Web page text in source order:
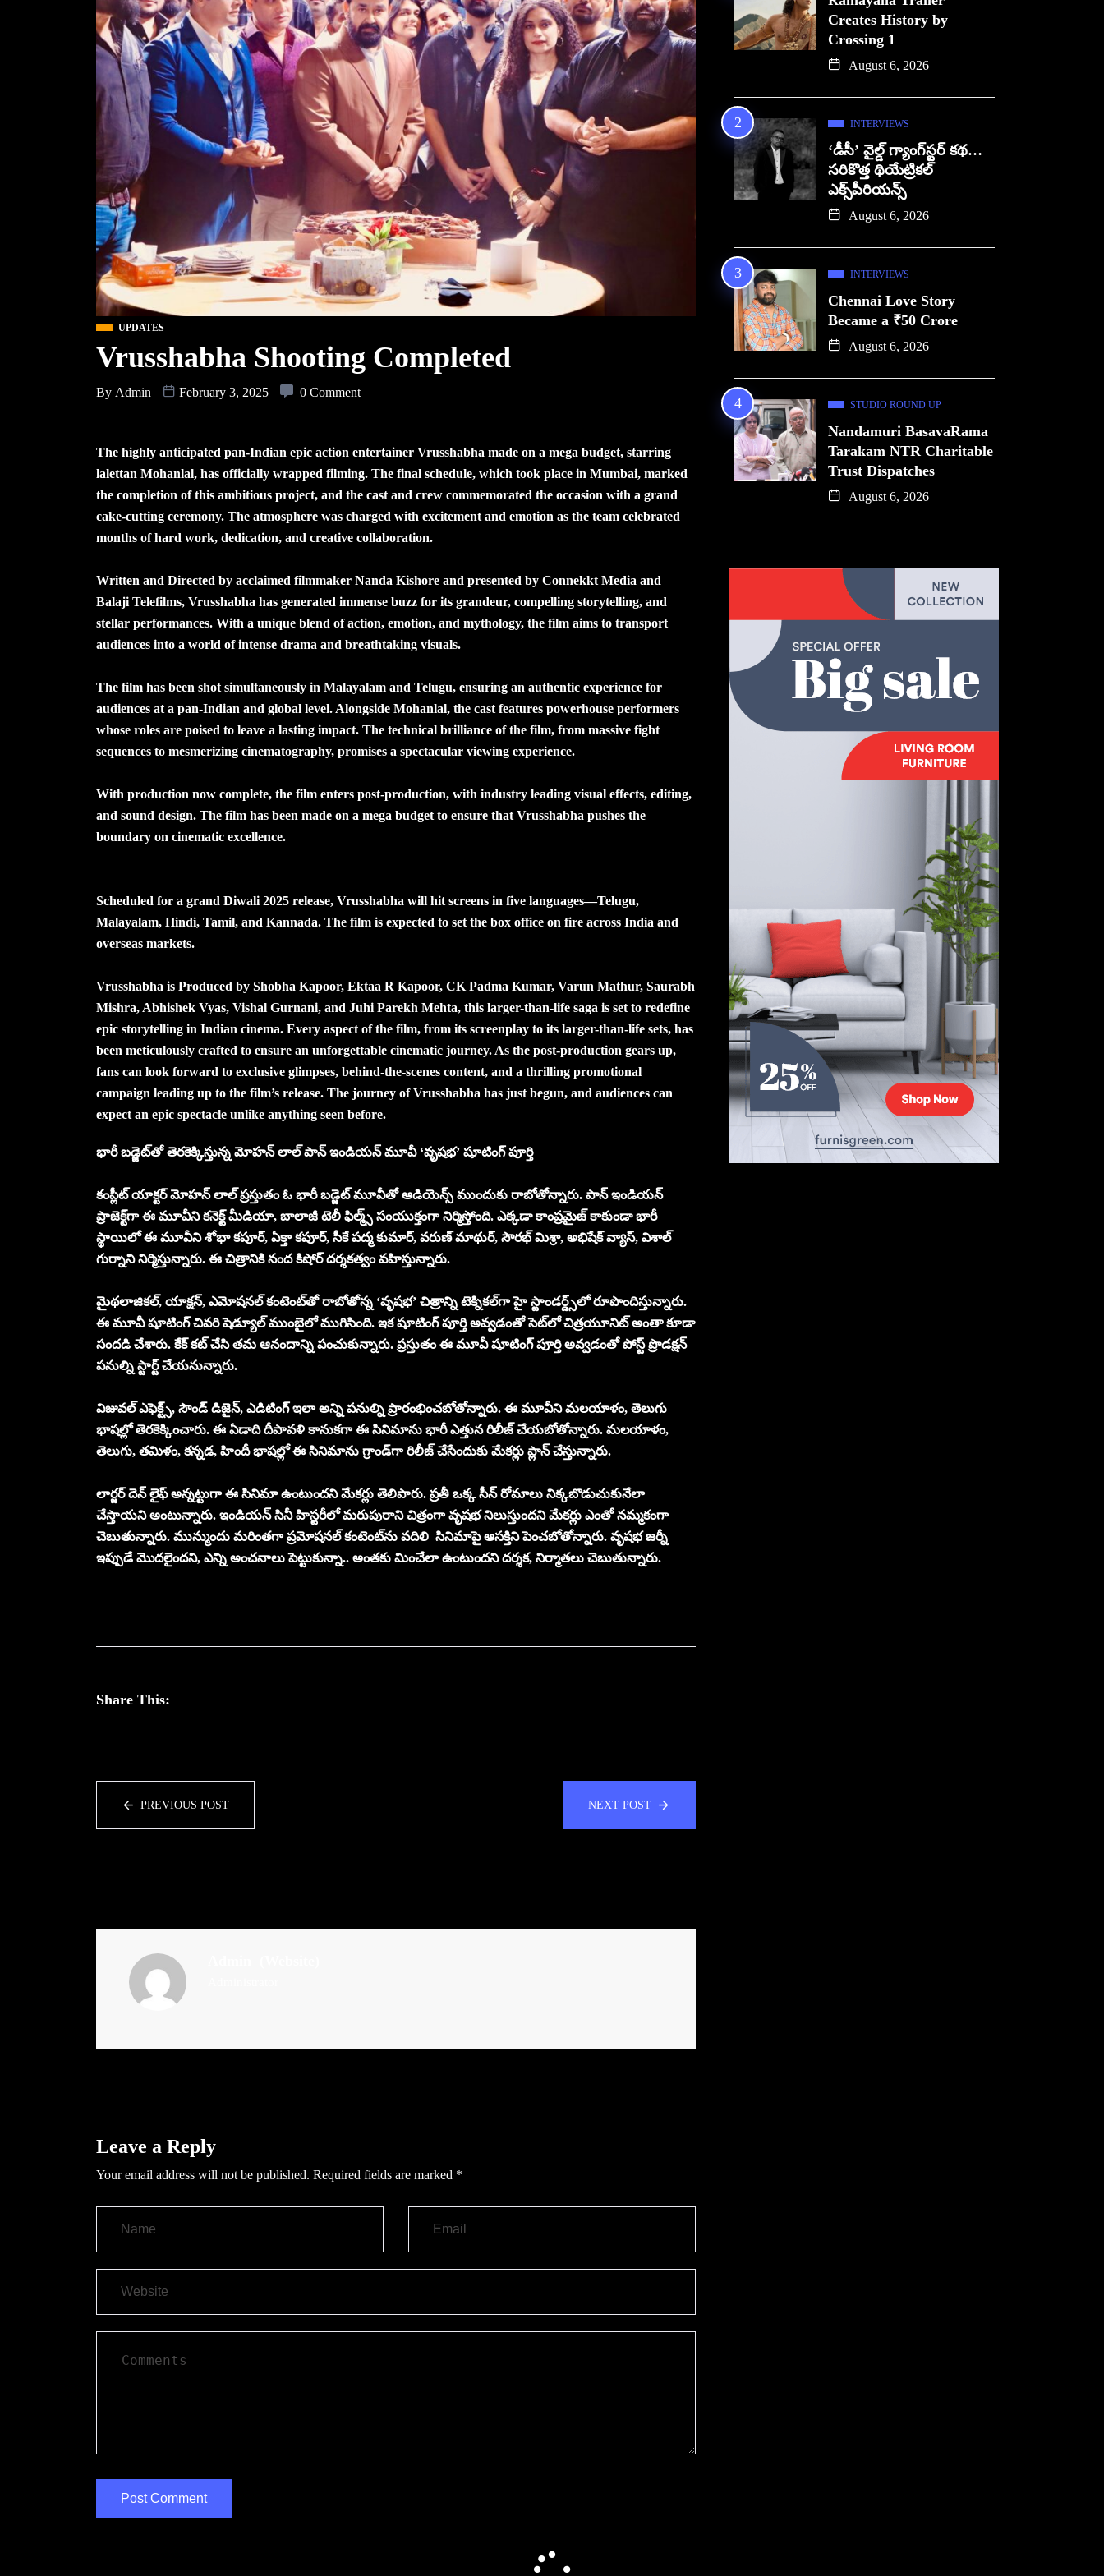
UPDATES
Vrusshabha Shooting Completed
By Admin February 3, 2025 0 Comment
The highly anticipated pan-Indian epic action entertainer Vrusshabha made on a mega budget, starring
lalettan Mohanlal, has officially wrapped filming. The final schedule, which took place in Mumbai, marked
the completion of this ambitious project, and the cast and crew commemorated the occasion with a grand
cake-cutting ceremony. The atmosphere was charged with excitement and emotion as the team celebrated
months of hard work, dedication, and creative collaboration.
Written and Directed by acclaimed filmmaker Nanda Kishore and presented by Connekkt Media and
Balaji Telefilms, Vrusshabha has generated immense buzz for its grandeur, compelling storytelling, and
stellar performances. With a unique blend of action, emotion, and mythology, the film aims to transport
audiences into a world of intense drama and breathtaking visuals.
The film has been shot simultaneously in Malayalam and Telugu, ensuring an authentic experience for
audiences at a pan-Indian and global level. Alongside Mohanlal, the cast features powerhouse performers
whose roles are poised to leave a lasting impact. The technical brilliance of the film, from massive fight
sequences to mesmerizing cinematography, promises a spectacular viewing experience.
With production now complete, the film enters post-production, with industry leading visual effects, editing,
and sound design. The film has been made on a mega budget to ensure that Vrusshabha pushes the
boundary on cinematic excellence.
Scheduled for a grand Diwali 2025 release, Vrusshabha will hit screens in five languages—Telugu,
Malayalam, Hindi, Tamil, and Kannada. The film is expected to set the box office on fire across India and
overseas markets.
Vrusshabha is Produced by Shobha Kapoor, Ektaa R Kapoor, CK Padma Kumar, Varun Mathur, Saurabh
Mishra, Abhishek Vyas, Vishal Gurnani, and Juhi Parekh Mehta, this larger-than-life saga is set to redefine
epic storytelling in Indian cinema. Every aspect of the film, from its screenplay to its larger-than-life sets, has
been meticulously crafted to ensure an unforgettable cinematic journey. As the post-production gears up,
fans can look forward to exclusive glimpses, behind-the-scenes content, and a thrilling promotional
campaign leading up to the film’s release. The journey of Vrusshabha has just begun, and audiences can
expect an epic spectacle unlike anything seen before.
భారీ బడ్జెట్‌తో తెరకెక్కిస్తున్న మోహన్ లాల్ పాన్ ఇండియన్ మూవీ ‘వృషభ’ షూటింగ్ పూర్తి
కంప్లీట్ యాక్టర్ మోహన్ లాల్ ప్రస్తుతం ఓ భారీ బడ్జెట్ మూవీతో ఆడియెన్స్ ముందుకు రాబోతోన్నారు. పాన్ ఇండియన్
ప్రాజెక్ట్‌గా ఈ మూవీని కనెక్ట్ మీడియా, బాలాజీ టెలీ ఫిల్మ్స్ సంయుక్తంగా నిర్మిస్తోంది. ఎక్కడా కాంప్రమైజ్ కాకుండా భారీ
స్థాయిలో ఈ మూవీని శోభా కపూర్, ఏక్తా కపూర్, సీకే పద్మ కుమార్, వరుణ్ మాథుర్, సౌరభ్ మిశ్రా, అభిషేక్ వ్యాస్, విశాల్
గుర్నాని నిర్మిస్తున్నారు. ఈ చిత్రానికి నంద కిషోర్ దర్శకత్వం వహిస్తున్నారు.
మైథలాజికల్, యాక్షన్, ఎమోషనల్ కంటెంట్‌తో రాబోతోన్న ‘వృషభ’ చిత్రాన్ని టెక్నికల్‌గా హై స్టాండర్డ్స్‌లో రూపొందిస్తున్నారు.
ఈ మూవీ షూటింగ్ చివరి షెడ్యూల్ ముంబైలో ముగిసింది. ఇక షూటింగ్ పూర్తి అవ్వడంతో సెట్‌లో చిత్రయూనిట్ అంతా కూడా
సందడి చేశారు. కేక్ కట్ చేసి తమ ఆనందాన్ని పంచుకున్నారు. ప్రస్తుతం ఈ మూవీ షూటింగ్ పూర్తి అవ్వడంతో పోస్ట్ ప్రొడక్షన్
పనుల్ని స్టార్ట్ చేయనున్నారు.
విజువల్ ఎఫెక్ట్స్, సౌండ్ డిజైన్, ఎడిటింగ్ ఇలా అన్ని పనుల్ని ప్రారంభించబోతోన్నారు. ఈ మూవీని మలయాళం, తెలుగు
భాషల్లో తెరకెక్కించారు. ఈ ఏడాది దీపావళి కానుకగా ఈ సినిమాను భారీ ఎత్తున రిలీజ్ చేయబోతోన్నారు. మలయాళం,
తెలుగు, తమిళం, కన్నడ, హిందీ భాషల్లో ఈ సినిమాను గ్రాండ్‌గా రిలీజ్ చేసేందుకు మేకర్లు ప్లాన్ చేస్తున్నారు.
లార్జర్ దెన్ లైఫ్ అన్నట్టుగా ఈ సినిమా ఉంటుందని మేకర్లు తెలిపారు. ప్రతీ ఒక్క సీన్ రోమాలు నిక్కబొడుచుకునేలా
చేస్తాయని అంటున్నారు. ఇండియన్ సినీ హిస్టరీలో మరుపురాని చిత్రంగా వృషభ నిలుస్తుందని మేకర్లు ఎంతో నమ్మకంగా
చెబుతున్నారు. మున్ముందు మరింతగా ప్రమోషనల్ కంటెంట్‌ను వదిలి సినిమాపై ఆసక్తిని పెంచబోతోన్నారు. వృషభ జర్నీ
ఇప్పుడే మొదలైందని, ఎన్ని అంచనాలు పెట్టుకున్నా.. అంతకు మించేలా ఉంటుందని దర్శక, నిర్మాతలు చెబుతున్నారు.
Share This:
PREVIOUS POST NEXT POST
Leave a Reply
Your email address will not be published. Required fields are marked *
Creates History by
Crossing 1
August 6, 2026
INTERVIEWS
‘డీసీ’ వైల్డ్ గ్యాంగ్‌స్టర్ కథ…
సరికొత్త థియేట్రికల్
ఎక్స్‌పీరియన్స్
August 6, 2026
INTERVIEWS
Chennai Love Story
Became a ₹50 Crore
August 6, 2026
STUDIO ROUND UP
Nandamuri BasavaRama
Tarakam NTR Charitable
Trust Dispatches
August 6, 2026